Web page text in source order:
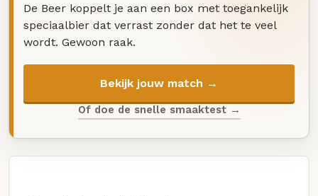
De Beer koppelt je aan een box met toegankelijk
speciaalbier dat verrast zonder dat het te veel
wordt. Gewoon raak.
Bekijk jouw match →
Of doe de snelle smaaktest →